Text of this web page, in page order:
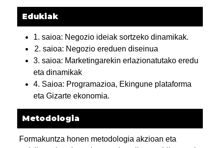
Edukiak
1. saioa: Negozio ideiak sortzeko dinamikak.
2. saioa: Negozio ereduen diseinua
3. saioa: Marketingarekin erlazionatutako eredu
eta dinamikak
4. Saioa: Programazioa, Ekingune plataforma
eta Gizarte ekonomia.
Metodologia
Formakuntza honen metodologia akzioan eta